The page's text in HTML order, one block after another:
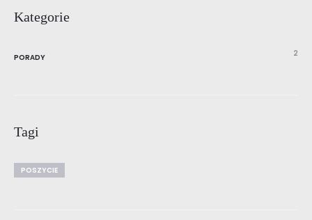
Kategorie
PORADY 2
Tagi
POSZYCIE